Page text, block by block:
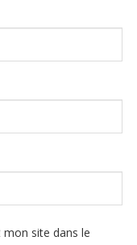
site dans le